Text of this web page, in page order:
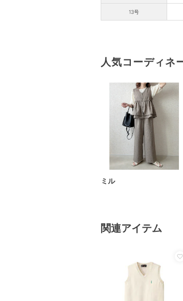
13号
人気コーディネ
ミル
関連アイテム